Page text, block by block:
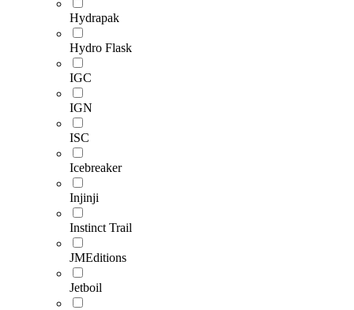
Hydrapak
Hydro Flask
IGC
IGN
ISC
Icebreaker
Injinji
Instinct Trail
JMEditions
Jetboil